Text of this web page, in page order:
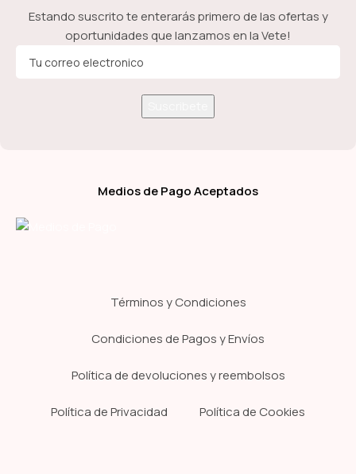
Estando suscrito te enterarás primero de las ofertas y
oportunidades que lanzamos en la Vete!
Medios de Pago Aceptados
Términos y Condiciones
Condiciones de Pagos y Envíos
Política de devoluciones y reembolsos
Política de Privacidad Política de Cookies